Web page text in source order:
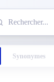
Synonymes